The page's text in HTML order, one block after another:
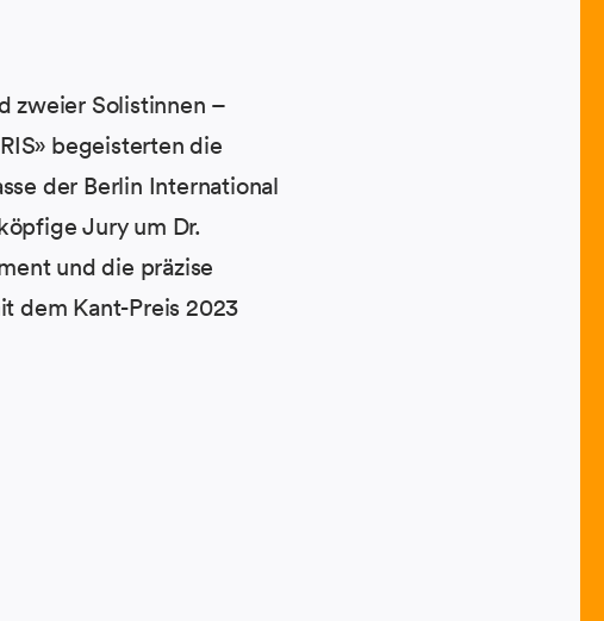
zweier Solistinnen –
begeisterten die
der Berlin International
Jury um Dr.
und die präzise
dem Kant-Preis 2023